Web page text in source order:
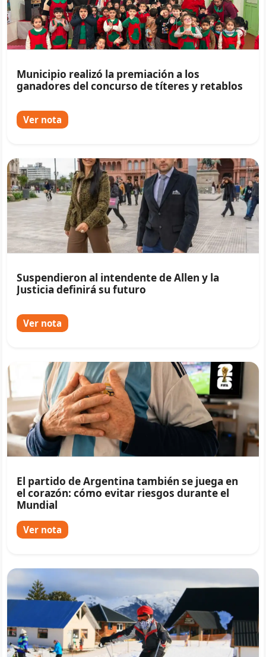
Municipio realizó la premiación a los
ganadores del concurso de títeres y retablos
Ver nota
Suspendieron al intendente de Allen y la
Justicia definirá su futuro
Ver nota
El partido de Argentina también se juega en
el corazón: cómo evitar riesgos durante el
Mundial
Ver nota